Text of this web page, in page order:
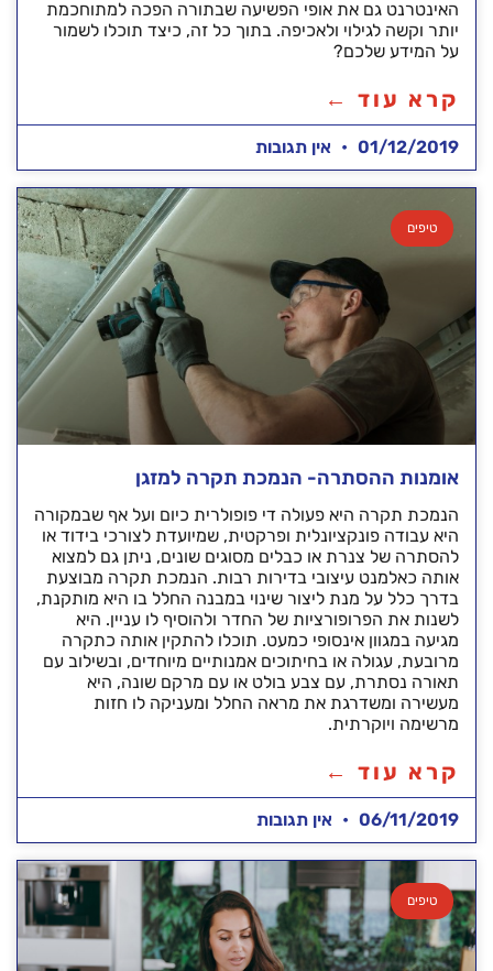
האינטרנט גם את אופי הפשיעה שבתורה הפכה למתוחכמת
יותר וקשה לגילוי ולאכיפה. בתוך כל זה, כיצד תוכלו לשמור
על המידע שלכם?
קרא עוד ←
01/12/2019 אין תגובות
טיפים
אומנות ההסתרה- הנמכת תקרה למזגן
הנמכת תקרה היא פעולה די פופולרית כיום ועל אף שבמקורה
היא עבודה פונקציונלית ופרקטית, שמיועדת לצורכי בידוד או
להסתרה של צנרת או כבלים מסוגים שונים, ניתן גם למצוא
אותה כאלמנט עיצובי בדירות רבות. הנמכת תקרה מבוצעת
בדרך כלל על מנת ליצור שינוי במבנה החלל בו היא מותקנת,
לשנות את הפרופורציות של החדר ולהוסיף לו עניין. היא
מגיעה במגוון אינסופי כמעט. תוכלו להתקין אותה כתקרה
מרובעת, עגולה או בחיתוכים אמנותיים מיוחדים, ובשילוב עם
תאורה נסתרת, עם צבע בולט או עם מרקם שונה, היא
מעשירה ומשדרגת את מראה החלל ומעניקה לו חזות
מרשימה ויוקרתית.
קרא עוד ←
06/11/2019 אין תגובות
טיפים